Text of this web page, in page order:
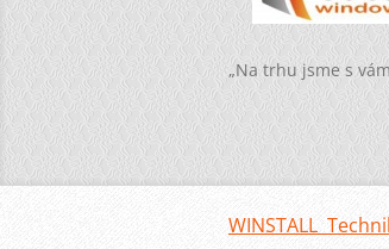
„Na trhu jsme s
WINSTALL